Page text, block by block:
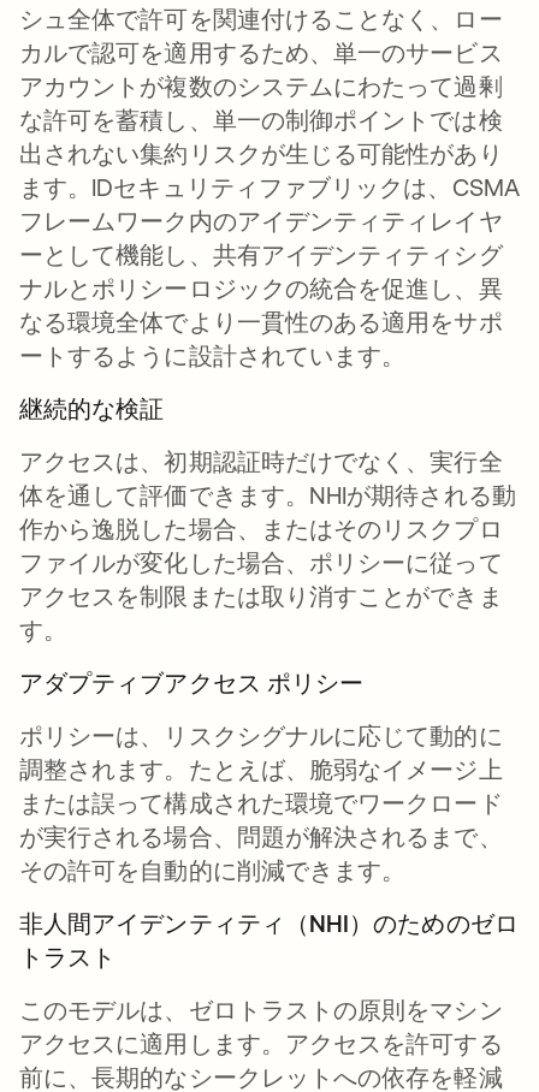
シュ全体で許可を関連付けることなく、ロー
カルで認可を適用するため、単一のサービス
アカウントが複数のシステムにわたって過剰
な許可を蓄積し、単一の制御ポイントでは検
出されない集約リスクが生じる可能性があり
ます。IDセキュリティファブリックは、CSMA
フレームワーク内のアイデンティティレイヤ
ーとして機能し、共有アイデンティティシグ
ナルとポリシーロジックの統合を促進し、異
なる環境全体でより一貫性のある適用をサポ
ートするように設計されています。
継続的な検証
アクセスは、初期認証時だけでなく、実行全
体を通して評価できます。NHIが期待される動
作から逸脱した場合、またはそのリスクプロ
ファイルが変化した場合、ポリシーに従って
アクセスを制限または取り消すことができま
す。
アダプティブアクセス ポリシー
ポリシーは、リスクシグナルに応じて動的に
調整されます。たとえば、脆弱なイメージ上
または誤って構成された環境でワークロード
が実行される場合、問題が解決されるまで、
その許可を自動的に削減できます。
非人間アイデンティティ（NHI）のためのゼロ
トラスト
このモデルは、ゼロトラストの原則をマシン
アクセスに適用します。アクセスを許可する
前に、長期的なシークレットへの依存を軽減